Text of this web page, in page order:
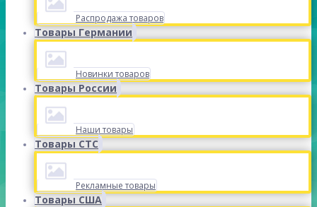
Распродажа товаров
Товары Германии
Новинки товаров
Товары России
Наши товары
Товары СТС
Рекламные товары
Товары США